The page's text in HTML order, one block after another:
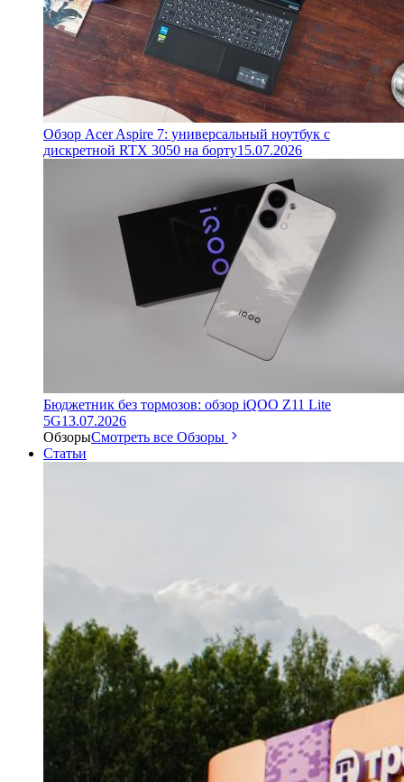
Обзор Acer Aspire 7: универсальный ноутбук с
дискретной RTX 3050 на борту15.07.2026
Бюджетник без тормозов: обзор iQOO Z11 Lite
5G13.07.2026
ОбзорыСмотреть все Обзоры
Статьи